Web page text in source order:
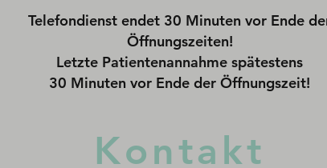
Telefondienst endet 30 Minuten vor Ende
Öffnungszeiten!
Letzte Patientenannahme spätestens
30 Minuten vor Ende der Öffnungszeit!
Kontakt